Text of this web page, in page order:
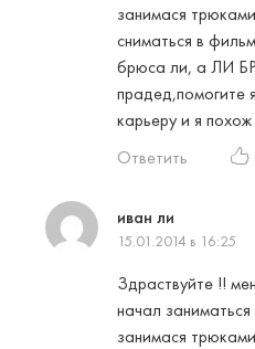
занимася
сниматься в
брюса ли, а ЛИ
прадед,помогите
карьеру и я
Ответить
иван ли
15.01.2014 в 16:25
Здраствуйте !!
начал
занимася